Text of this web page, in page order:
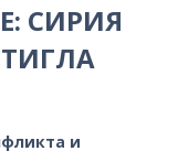
СИРИЯ
и